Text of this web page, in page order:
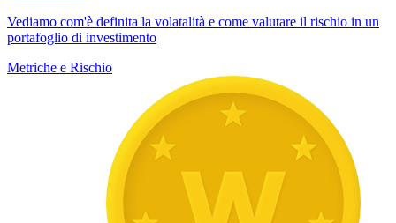
Vediamo com'è definita la volatalità e come valutare il rischio in un
portafoglio di investimento
Metriche e Rischio